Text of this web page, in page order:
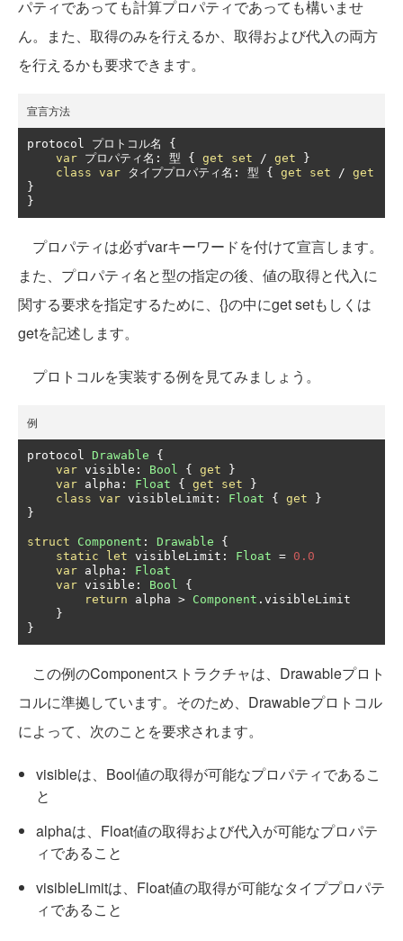
パティであっても計算プロパティであっても構いませ
ん。また、取得のみを行えるか、取得および代入の両方
を行えるかも要求できます。
宣言方法
protocol プロトコル名
{
var プロパティ名: 型 { get set / get
}
class var タイププロパティ名: 型 { get set / get
}
}
プロパティは必ずvarキーワードを付けて宣言します。
また、プロパティ名と型の指定の後、値の取得と代入に
関する要求を指定するために、{}の中にget setもしくは
getを記述します。
プロトコルを実装する例を見てみましょう。
例
protocol Drawable
{
var visible : Bool { get
}
var alpha : Float { get set
}
class var visibleLimit : Float { get
}
}
struct Component : Drawable
{
static
let visibleLimit : Float = 0.0
var alpha :
Float
var visible : Bool
{
return alpha > Component . visibleLimit
}
}
この例のComponentストラクチャは、Drawableプロト
コルに準拠しています。そのため、Drawableプロトコル
によって、次のことを要求されます。
visibleは、Bool値の取得が可能なプロパティであるこ
と
alphaは、Float値の取得および代入が可能なプロパテ
ィであること
visibleLimitは、Float値の取得が可能なタイププロパテ
ィであること